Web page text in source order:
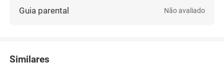
Guia parental Não avaliado
Similares